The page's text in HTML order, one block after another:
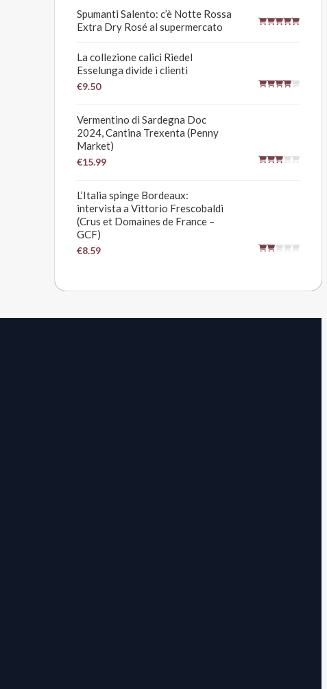
Spumanti Salento: c’è Notte Rossa
Extra Dry Rosé al supermercato
La collezione calici Riedel
Esselunga divide i clienti
€9.50
Vermentino di Sardegna Doc
2024, Cantina Trexenta (Penny
Market)
€15.99
L’Italia spinge Bordeaux:
intervista a Vittorio Frescobaldi
(Crus et Domaines de France –
GCF)
€8.59